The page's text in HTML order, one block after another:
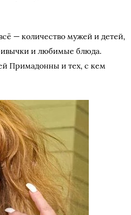
— количество мужей и детей,
и любимые блюда.
Примадонны и тех, с кем